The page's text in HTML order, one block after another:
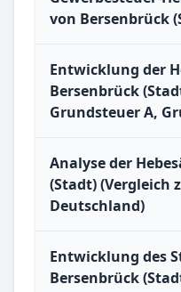
von Bersenbrück
Entwicklung der
Bersenbrück
Grundsteuer A,
Analyse der
(Stadt) (Vergleich
Deutschland)
Entwicklung des
Bersenbrück